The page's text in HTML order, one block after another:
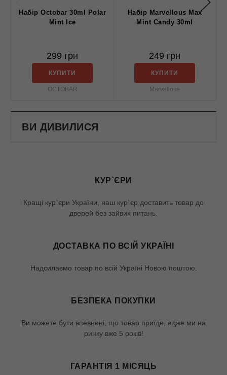
Набiр Octobar 30ml Polar
Mint Ice
299 грн
КУПИТИ
OCTOBAR
Набiр Marvellous Max
Mint Candy 30ml
249 грн
КУПИТИ
Marvellous
ВИ ДИВИЛИСЯ
КУР`ЄРИ
Кращі кур`єри України, наш кур`єр доставить товар до
дверей без зайвих питань.
ДОСТАВКА ПО ВСІЙ УКРАЇНІ
Надсилаємо товар по всій Україні Новою поштою.
БЕЗПЕКА ПОКУПКИ
Ви можете бути впевнені, що товар приїде, адже ми на
ринку вже 5 років!
ГАРАНТІЯ 1 МІСЯЦЬ